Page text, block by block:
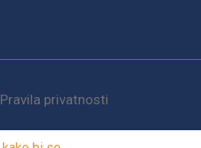
Pravila privatnosti